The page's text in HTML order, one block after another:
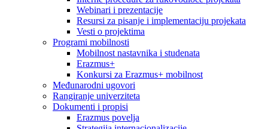
Webinari i prezentacije
Resursi za pisanje i implementaciju projekata
Vesti o projektima
Programi mobilnosti
Mobilnost nastavnika i studenata
Erazmus+
Konkursi za Erazmus+ mobilnost
Međunarodni ugovori
Rangiranje univerziteta
Dokumenti i propisi
Erazmus povelja